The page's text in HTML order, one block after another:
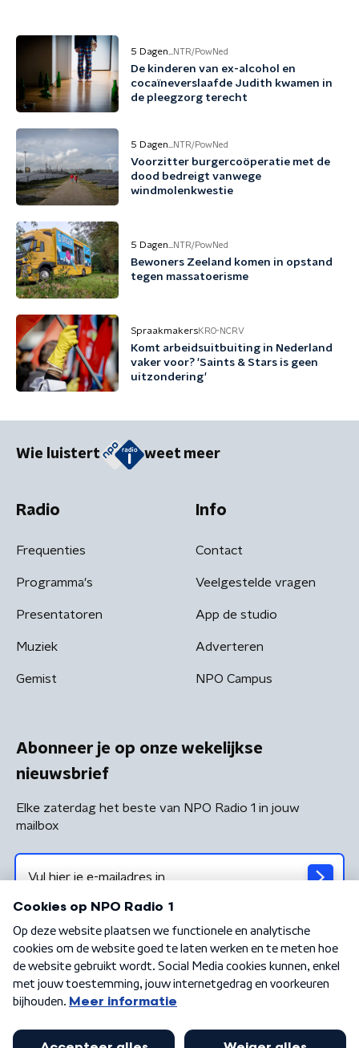
5 Dagen... NTR/PowNed
De kinderen van ex-alcohol en
cocaïneverslaafde Judith kwamen in
de pleegzorg terecht
5 Dagen... NTR/PowNed
Voorzitter burgercoöperatie met de
dood bedreigt vanwege
windmolenkwestie
5 Dagen... NTR/PowNed
Bewoners Zeeland komen in opstand
tegen massatoerisme
SpraakmakersKRO-NCRV
Komt arbeidsuitbuiting in Nederland
vaker voor? 'Saints & Stars is geen
uitzondering'
Wie luistert weet meer
Radio
Frequenties
Programma's
Presentatoren
Muziek
Gemist
Info
Contact
Veelgestelde vragen
App de studio
Adverteren
NPO Campus
Abonneer je op onze wekelijkse
nieuwsbrief
Elke zaterdag het beste van NPO Radio 1 in jouw
mailbox
Algemene voorwaarden